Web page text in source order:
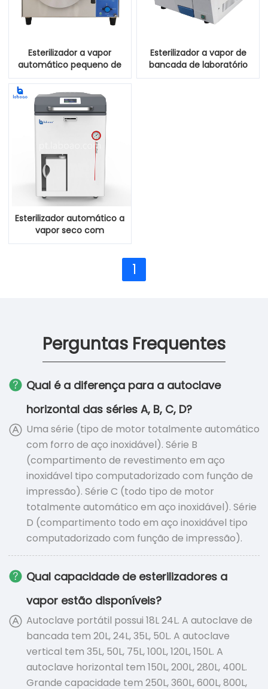
Esterilizador a vapor
automático pequeno de
bancada
Esterilizador a vapor de
bancada de laboratório
Esterilizador automático a
vapor seco com
enchimento de água
1
Perguntas Frequentes
Qual é a diferença para a autoclave
horizontal das séries A, B, C, D?
Uma série (tipo de motor totalmente automático
com forro de aço inoxidável). Série B
(compartimento de revestimento em aço
inoxidável tipo computadorizado com função de
impressão). Série C (todo tipo de motor
totalmente automático em aço inoxidável). Série
D (compartimento todo em aço inoxidável tipo
computadorizado com função de impressão).
Qual capacidade de esterilizadores a
vapor estão disponíveis?
Autoclave portátil possui 18L 24L. A autoclave de
bancada tem 20L, 24L, 35L, 50L. A autoclave
vertical tem 35L, 50L, 75L, 100L, 120L, 150L. A
autoclave horizontal tem 150L, 200L, 280L, 400L.
Grande capacidade tem 250L, 360L, 600L, 800L,